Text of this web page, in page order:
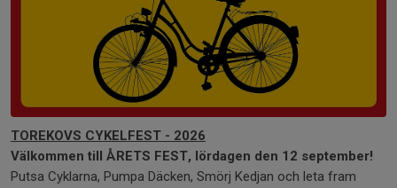
TOREKOVS CYKELFEST - 2026
Välkommen till ÅRETS FEST, lördagen den 12 september!
Putsa Cyklarna, Pumpa Däcken, Smörj Kedjan och leta fram